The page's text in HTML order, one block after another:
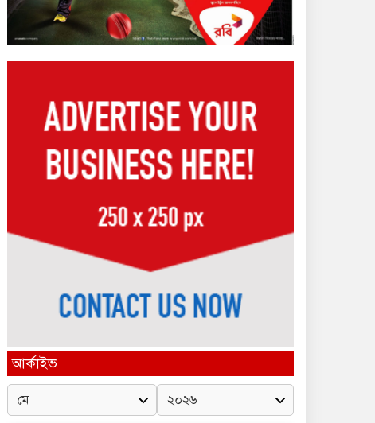
নজরুল বর্ষ উদ্বোধন মুন্সীগঞ্জে
ভিডিওতে যুক্ত জেলা প্রশাসন
বাড়ির পাশের রান্না ঘরের নিচে
পুঁতে রাখা হয়েছিল ৬০ বছরের
বৃদ্ধার লাশ
ডিবি পুলিশের অভিযানে ‎৫ কেজি
গাঁজাসহ দুই জন গ্রেফতার
আর্কাইভ